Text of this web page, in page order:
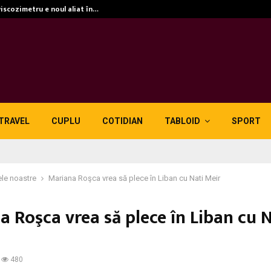
e noul aliat în…
CUPLU COTIDIAN TABLOID SPORT
noastre Mariana Roşca vrea să plece în Liban cu Nati Meir
Roşca vrea să plece în Liban cu
480